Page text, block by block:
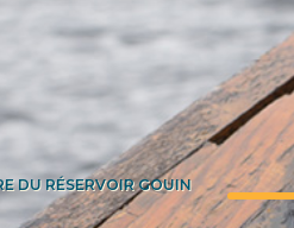
DU RÉSERVOIR GOUIN